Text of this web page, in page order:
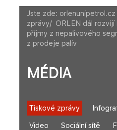
Jste zde: orlenunipetrol.cz
zprávy/ ORLEN dál
příjmy z nepalivového
z prodeje paliv
MÉDIA
Tiskové zprávy
Video Sociální sítě